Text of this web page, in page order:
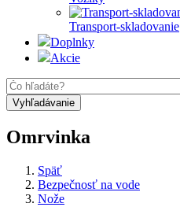
Transport-skladovanie
Doplnky
Akcie
Omrvinka
Späť
Bezpečnosť na vode
Nože